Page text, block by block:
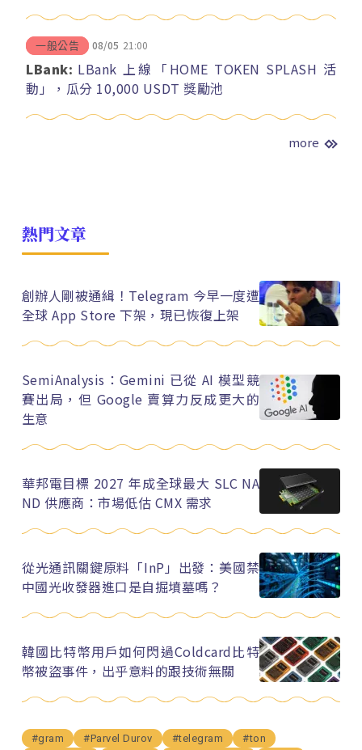
一般公告 08/05 21:00
LBank: LBank 上線「HOME TOKEN SPLASH 活
動」，瓜分 10,000 USDT 獎勵池
more
熱門文章
創辦人剛被通緝！Telegram 今早一度遭
全球 App Store 下架，現已恢復上架
SemiAnalysis：Gemini 已從 AI 模型競
賽出局，但 Google 賣算力反成更大的
生意
華邦電目標 2027 年成全球最大 SLC NA
ND 供應商：市場低估 CMX 需求
從光通訊關鍵原料「InP」出發：美國禁
中國光收發器進口是自掘墳墓嗎？
韓國比特幣用戶如何閃過Coldcard比特
幣被盜事件，出乎意料的跟技術無關
#gram #Parvel Durov #telegram
#ton